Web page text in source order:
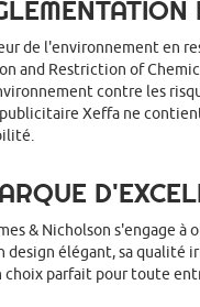
de l'environnement en
and Restriction of
contre les
Xeffa ne
& Nicholson s'engage
design élégant, sa qualité
parfait pour toute